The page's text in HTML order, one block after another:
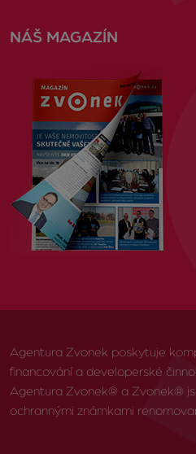
NÁŠ MAGAZÍN
Agentura Zvonek poskytuje
financování a developerské
Agentura Zvonek® a Zvonek®
ochrannými známkami